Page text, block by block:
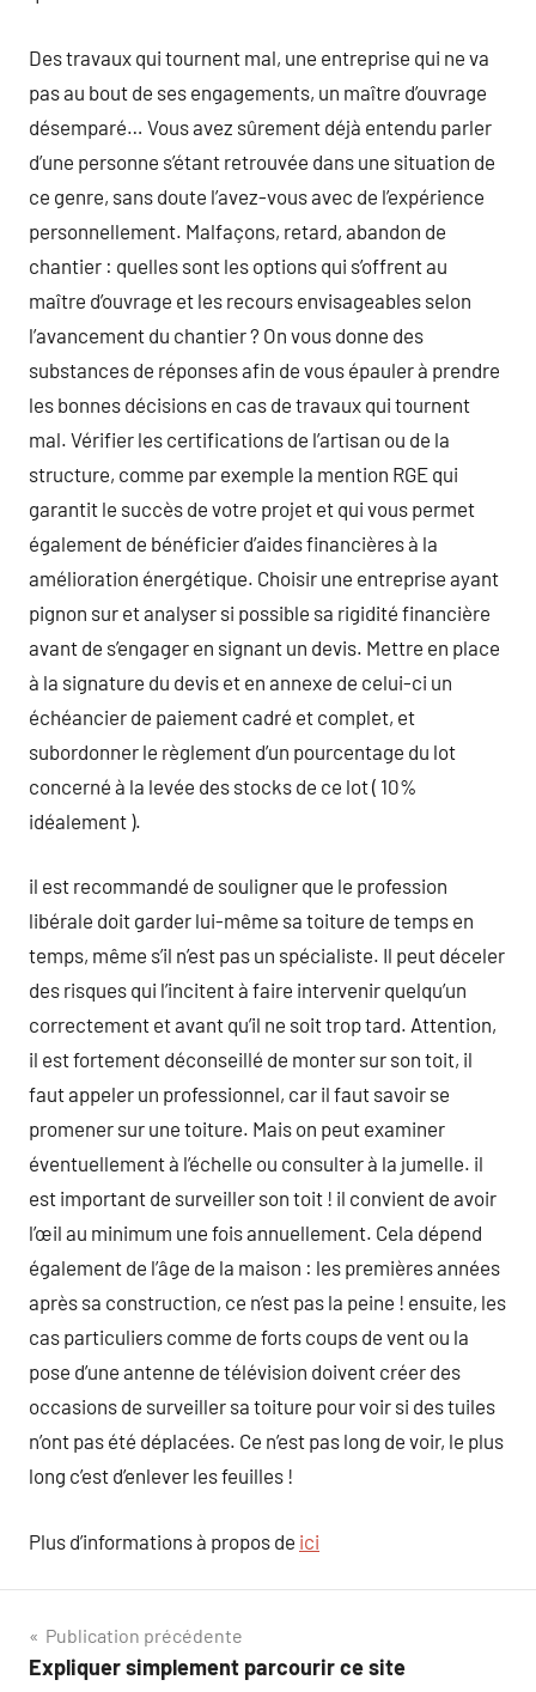
Des travaux qui tournent mal, une entreprise qui ne va
pas au bout de ses engagements, un maître d’ouvrage
désemparé… Vous avez sûrement déjà entendu parler
d’une personne s’étant retrouvée dans une situation de
ce genre, sans doute l’avez-vous avec de l’expérience
personnellement. Malfaçons, retard, abandon de
chantier : quelles sont les options qui s’offrent au
maître d’ouvrage et les recours envisageables selon
l’avancement du chantier ? On vous donne des
substances de réponses afin de vous épauler à prendre
les bonnes décisions en cas de travaux qui tournent
mal. Vérifier les certifications de l’artisan ou de la
structure, comme par exemple la mention RGE qui
garantit le succès de votre projet et qui vous permet
également de bénéficier d’aides financières à la
amélioration énergétique. Choisir une entreprise ayant
pignon sur et analyser si possible sa rigidité financière
avant de s’engager en signant un devis. Mettre en place
à la signature du devis et en annexe de celui-ci un
échéancier de paiement cadré et complet, et
subordonner le règlement d’un pourcentage du lot
concerné à la levée des stocks de ce lot ( 10%
idéalement ).
il est recommandé de souligner que le profession
libérale doit garder lui-même sa toiture de temps en
temps, même s’il n’est pas un spécialiste. Il peut déceler
des risques qui l’incitent à faire intervenir quelqu’un
correctement et avant qu’il ne soit trop tard. Attention,
il est fortement déconseillé de monter sur son toit, il
faut appeler un professionnel, car il faut savoir se
promener sur une toiture. Mais on peut examiner
éventuellement à l’échelle ou consulter à la jumelle. il
est important de surveiller son toit ! il convient de avoir
l’œil au minimum une fois annuellement. Cela dépend
également de l’âge de la maison : les premières années
après sa construction, ce n’est pas la peine ! ensuite, les
cas particuliers comme de forts coups de vent ou la
pose d’une antenne de télévision doivent créer des
occasions de surveiller sa toiture pour voir si des tuiles
n’ont pas été déplacées. Ce n’est pas long de voir, le plus
long c’est d’enlever les feuilles !
Plus d’informations à propos de ici
Navigation
Publication précédente
Expliquer simplement parcourir ce site